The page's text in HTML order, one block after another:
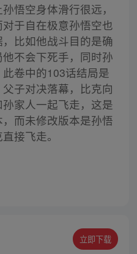
悟空身体滑行很远，
于自在极意孙悟空也
比如他战斗目的是确
不会下死手，同时孙
卷中的103话结局是
子对决落幕，比克向
家人一起飞走，这是
而未修改版本是孙悟
接飞走。
立即下载